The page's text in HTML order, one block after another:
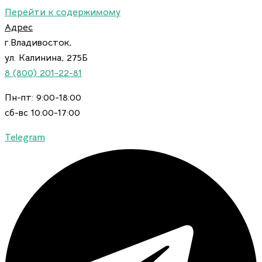
Перейти к содержимому
Адрес
г.Владивосток,
ул. Калинина, 275Б
8 (800) 201-22-81
Пн-пт: 9:00-18:00
сб-вс 10:00-17:00
Telegram